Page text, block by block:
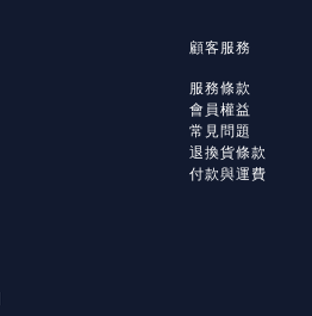
顧客服務
服務條款
會員權益
常見問題
退換貨條款
付款與運費